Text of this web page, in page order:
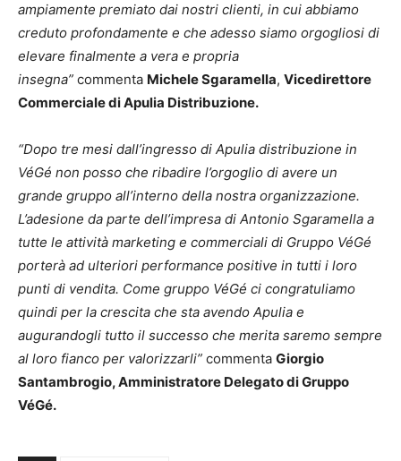
ampiamente premiato dai nostri clienti, in cui abbiamo
creduto profondamente e che adesso siamo orgogliosi di
elevare finalmente a vera e propria
insegna” commenta Michele Sgaramella, Vicedirettore
Commerciale di Apulia Distribuzione.
“Dopo tre mesi dall’ingresso di Apulia distribuzione in
VéGé non posso che ribadire l’orgoglio di avere un
grande gruppo all’interno della nostra organizzazione.
L’adesione da parte dell’impresa di Antonio Sgaramella a
tutte le attività marketing e commerciali di Gruppo VéGé
porterà ad ulteriori performance positive in tutti i loro
punti di vendita. Come gruppo VéGé ci congratuliamo
quindi per la crescita che sta avendo Apulia e
augurandogli tutto il successo che merita saremo sempre
al loro fianco per valorizzarli” commenta Giorgio
Santambrogio, Amministratore Delegato di Gruppo
VéGé.